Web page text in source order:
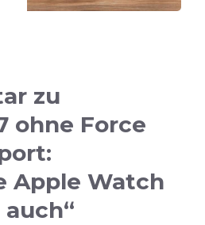
zu
ohne Force
Apple Watch